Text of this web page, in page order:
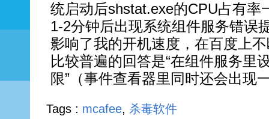
统启动后shstat.exe的CPU占有率
1-2分钟后出现系统组件服务错误
影响了我的开机速度，在百度上
比较普遍的回答是“在组件服务里
限”（事件查看器里同时还会出现
Tags : mcafee, 杀毒软件